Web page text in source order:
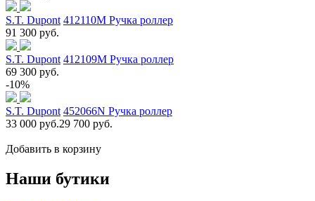
S.T. Dupont 412110M Ручка роллер
91 300 руб.
S.T. Dupont 412109M Ручка роллер
69 300 руб.
-10%
S.T. Dupont 452066N Ручка роллер
33 000 руб.29 700 руб.
Добавить в корзину
Наши бутики